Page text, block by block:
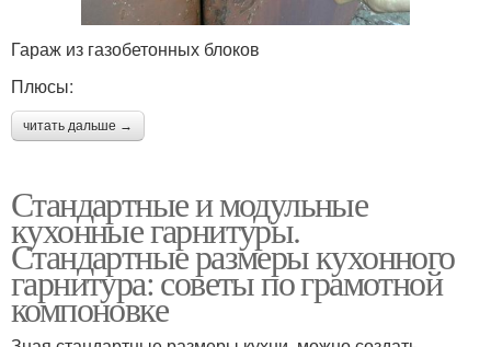
Гараж из газобетонных блоков
Плюсы:
читать дальше →
Стандартные и модульные
кухонные гарнитуры.
Стандартные размеры кухонного
гарнитура: советы по грамотной
компоновке